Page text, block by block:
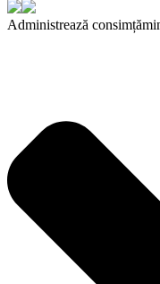
Administrează